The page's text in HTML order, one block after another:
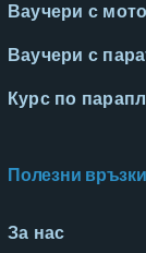
Ваучери с
Ваучери с
Курс по
Полезни връзки
За нас